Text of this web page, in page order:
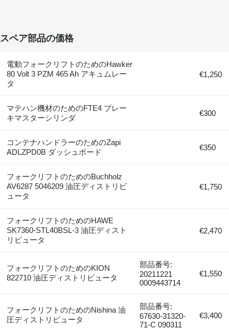
スペア部品の価格
電動フォークリフトのためのHawker
80 Volt 3 PZM 465 Ah アキュムレー
タ
€1,250
マテハン機材のためのFTE4 ブレー
キマスターシリンダ
€300
コンテナハンドラーのためのZapi
ADLZPD0B ダッシュボード
€350
フォークリフトのためのBuchholz
AV6287 5046209 油圧ディストリビ
ュータ
€1,750
フォークリフトのためのHAWE
SK7360-STL40BSL-3 油圧ディスト
リビュータ
€2,470
フォークリフトのためのKION
822710 油圧ディストリビュータ
部品番号:
20211221
0009443714
€1,550
フォークリフトのためのNishina 油
圧ディストリビュータ
部品番号:
67630-31320-
71-C 090311
€3,400